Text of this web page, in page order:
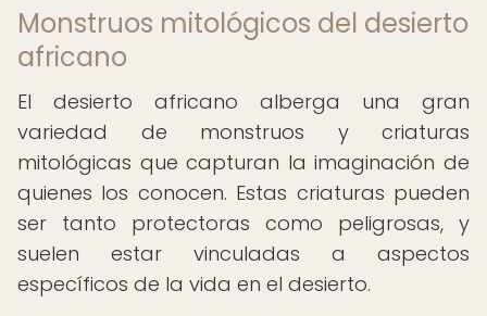
Monstruos mitológicos del desierto
africano
El desierto africano alberga una gran
variedad de monstruos y criaturas
mitológicas que capturan la imaginación de
quienes los conocen. Estas criaturas pueden
ser tanto protectoras como peligrosas, y
suelen estar vinculadas a aspectos
específicos de la vida en el desierto.